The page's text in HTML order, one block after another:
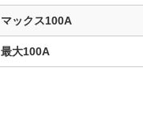
マックス100A
最大100A